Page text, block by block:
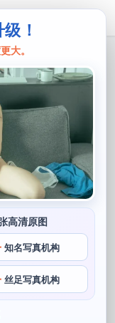
！
大。
高清原图
知名写真机构
丝足写真机构
让你仿佛穿
COS博主，回答
的独特魅力，她有
用心与专注，仿佛
八岁穿越的COS
照片都被在线拍摄